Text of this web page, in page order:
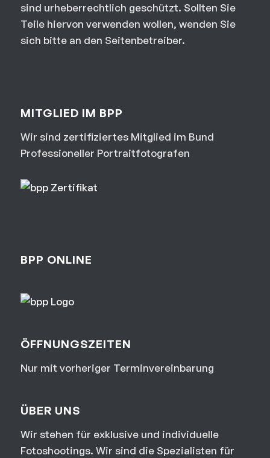
sind urheberrechtlich geschützt. Sollten Sie
Teile hiervon verwenden wollen, wenden Sie
sich bitte an den Seitenbetreiber.
MITGLIED IM BPP
Wir sind zertifiziertes Mitglied im Bund
Professioneller Portraitfotografen
BPP ONLINE
ÖFFNUNGSZEITEN
Nur mit vorheriger Terminvereinbarung
ÜBER UNS
Wir stehen für exklusive und individuelle
Fotoshootings. Wir sind die Spezialisten für